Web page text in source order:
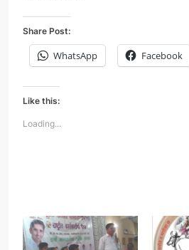
Share Post:
WhatsApp Facebook
Like this:
Loading...